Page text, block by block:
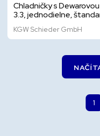
Chladničky s
3.3, jednodielne,
KGW Schieder GmbH
1